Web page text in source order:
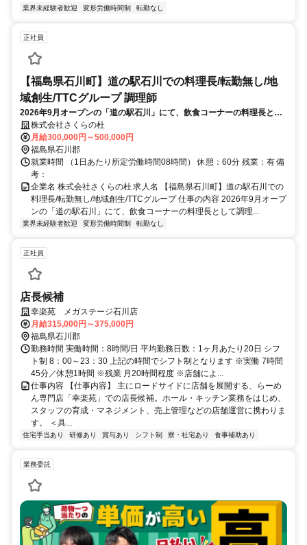
業界未経験者歓迎 変形労働時間制 転勤なし
正社員
【福島県石川町】道の駅石川での料理長/転勤無し/地
域創生/TTCグループ 調理師
2026年9月オープンの「道の駅石川」にて、飲食コーナーの料理長とし
て調理から新メニュー開発、マネジメントまでお任せします。地域貢献
を実感できる裁量の大きいポジションです。
株式会社さくらの杜
月給300,000円～500,000円
福島県石川郡
就業時間 （1日あたり所定労働時間08時間） 休憩：60分 残業：有 備
考：
企業名 株式会社さくらの杜 求人名 【福島県石川町】道の駅石川での
料理長/転勤無し/地域創生/TTCグループ 仕事の内容 2026年9月オープ
ンの「道の駅石川」にて、飲食コーナーの料理長として調理...
業界未経験者歓迎 変形労働時間制 転勤なし
正社員
店長候補
幸楽苑 メガステージ石川店
月給315,000円～375,000円
福島県石川郡
勤務時間 実働時間：8時間/日 平均勤務日数：1ヶ月あたり20日 シフ
ト制 8：00～23：30 上記の時間でシフト制となります ※実働 7時間
45分／休憩1時間 ※残業 月20時間程度 ※店舗によ...
仕事内容 【仕事内容】 主にロードサイドに店舗を展開する、らーめ
ん専門店「幸楽苑」での店長候補。ホール・キッチン業務をはじめ、
スタッフの育成・マネジメント、売上管理などの店舗運営に携わりま
す。 ＜具...
住宅手当あり 研修あり 賞与あり シフト制 寮・社宅あり 食事補助あり
業務委託